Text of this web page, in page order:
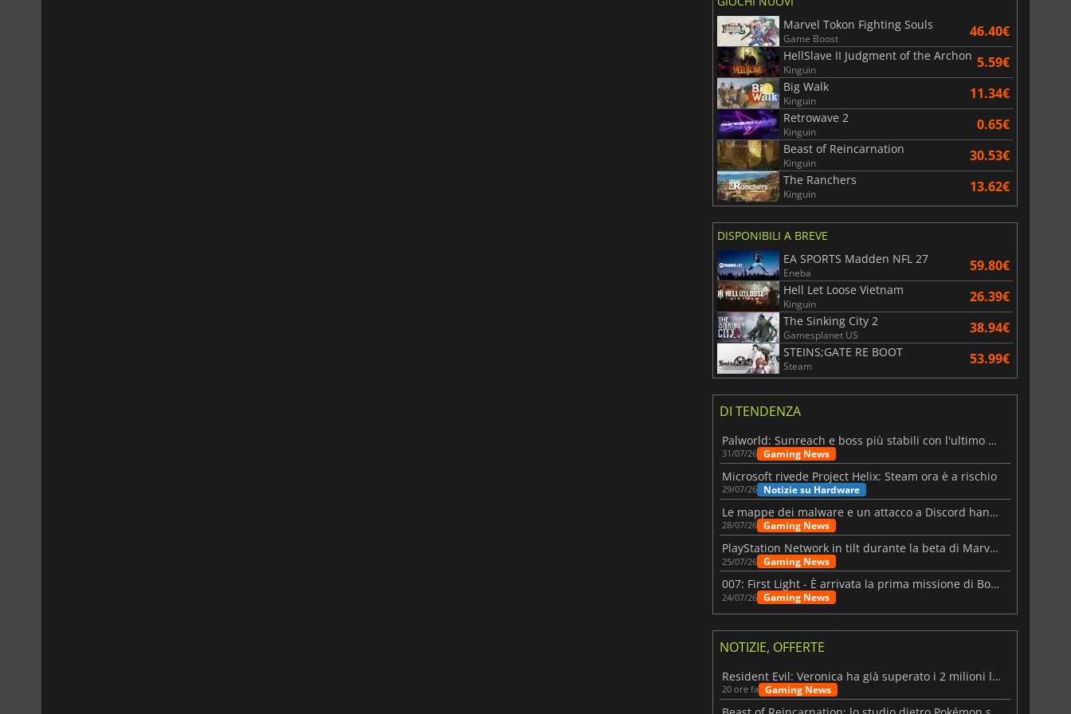
Marvel Tokon Fighting Souls
Game Boost 46.40€
HellSlave II Judgment of the Archon
Kinguin 5.59€
Big Walk
Kinguin 11.34€
Retrowave 2
Kinguin 0.65€
Beast of Reincarnation
Kinguin 30.53€
The Ranchers
Kinguin 13.62€
DISPONIBILI A BREVE
EA SPORTS Madden NFL 27
Eneba 59.80€
Hell Let Loose Vietnam
Kinguin 26.39€
The Sinking City 2
Gamesplanet US 38.94€
STEINS;GATE RE BOOT
Steam 53.99€
DI TENDENZA
Palworld: Sunreach e boss più stabili con l'ultimo update
31/07/26 Gaming News
Microsoft rivede Project Helix: Steam ora è a rischio
29/07/26 Notizie su Hardware
Le mappe dei malware e un attacco a Discord hanno colpito Meccha Chameleon
28/07/26 Gaming News
PlayStation Network in tilt durante la beta di Marvel Tōkon
25/07/26 Gaming News
007: First Light - È arrivata la prima missione di Bond dopo il lancio
24/07/26 Gaming News
NOTIZIE, OFFERTE
Resident Evil: Veronica ha già superato i 2 milioni liste dei desideri
20 ore fa Gaming News